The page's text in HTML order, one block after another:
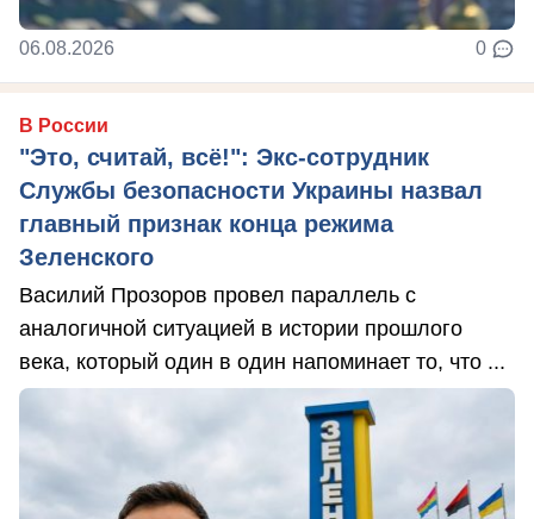
06.08.2026 0
В России
"Это, считай, всё!": Экс-сотрудник
Службы безопасности Украины назвал
главный признак конца режима
Зеленского
Василий Прозоров провел параллель с
аналогичной ситуацией в истории прошлого
века, который один в один напоминает то, что ...